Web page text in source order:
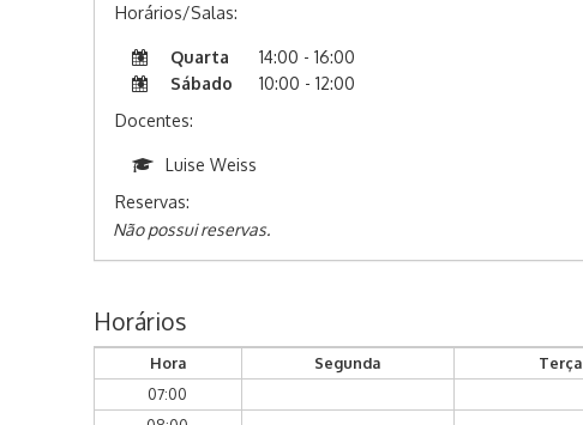
Horários/Salas:
Quarta
14:00 - 16:00
Sábado
10:00 - 12:00
Docentes:
Luise Weiss
Reservas:
Não possui reservas.
Horários
Hora Segunda Terça
07:00